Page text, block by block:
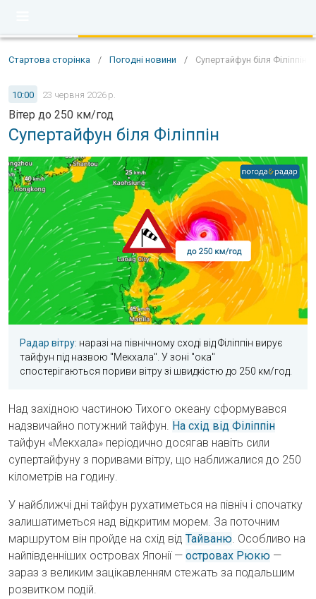
Стартова сторінка / Погодні новини / Супертайфун біля Філіппін
10:00 23 червня 2026 р.
Вітер до 250 км/год
Супертайфун біля Філіппін
Радар вітру: наразі на північному сході від Філіппін вирує
тайфун під назвою "Мекхала". У зоні "ока"
спостерігаються пориви вітру зі швидкістю до 250 км/год.
Над західною частиною Тихого океану сформувався
надзвичайно потужний тайфун. На схід від Філіппін
тайфун «Мекхала» періодично досягав навіть сили
супертайфуну з поривами вітру, що наближалися до 250
кілометрів на годину.
У найближчі дні тайфун рухатиметься на північ і спочатку
залишатиметься над відкритим морем. За поточним
маршрутом він пройде на схід від Тайваню. Особливо на
найпівденніших островах Японії — островах Рюкю —
зараз з великим зацікавленням стежать за подальшим
розвитком подій.